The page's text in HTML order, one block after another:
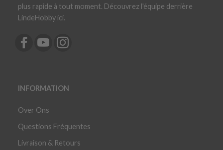
plus rapide à tout moment. Découvrez l'équipe derrière
LindeHobby ici.
INFORMATION
Over Ons
Questions Fréquentes
Livraison & Retours